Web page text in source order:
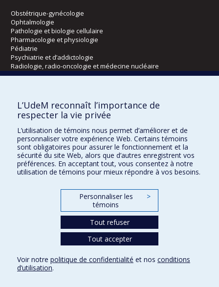
Obstétrique-gynécologie
Ophtalmologie
Pathologie et biologie cellulaire
Pharmacologie et physiologie
Pédiatrie
Psychiatrie et d’addictologie
Radiologie, radio-oncologie et médecine nucléaire
Kinésiologie et des sciences de l’activité physique
Orthophonie et audiologie
Réadaptation
Directions
DPC
CPASS
L’UdeM reconnaît l’importance de
respecter la vie privée
L’utilisation de témoins nous permet d’améliorer et de
personnaliser votre expérience Web. Certains témoins
sont obligatoires pour assurer le fonctionnement et la
sécurité du site Web, alors que d’autres enregistrent vos
préférences. En acceptant tout, vous consentez à notre
utilisation de témoins pour mieux répondre à vos besoins.
Personnaliser les
témoins
>
Tout refuser
Tout accepter
Voir notre politique de confidentialité et nos conditions
d’utilisation.